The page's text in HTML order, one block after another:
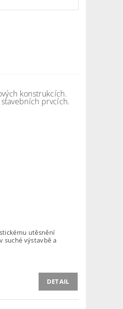
konstrukcích.
prvcích.
utěsnění
suché výstavbě a
DETAIL